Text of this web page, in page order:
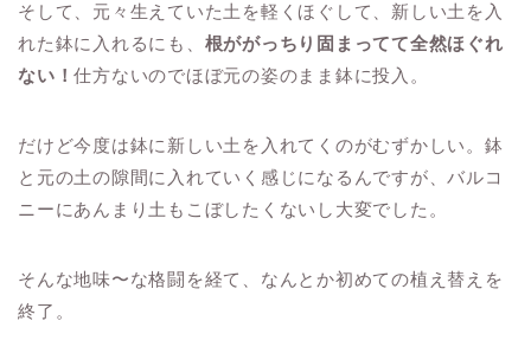
そして、元々生えていた土を軽くほぐして、新しい土を入
れた鉢に入れるにも、 根ががっちり固まってて全然ほぐれ
ない！仕方ないのでほぼ元の姿のまま鉢に投入。
だけど今度は鉢に新しい土を入れてくのがむずかしい。鉢
と元の土の隙間に入れていく感じになるんですが、バルコ
ニーにあんまり土もこぼしたくないし大変でした。
そんな地味〜な格闘を経て、なんとか初めての植え替えを
終了。